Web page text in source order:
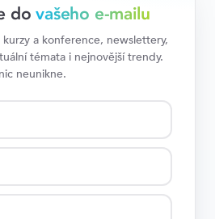
dovašeho e-mailu
kurzy a konference, newslettery,
témata i nejnovější trendy.
neunikne.